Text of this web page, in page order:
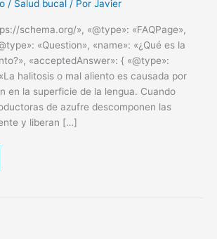
/ Salud bucal / Por Javier
schema.org/», «@type»: «FAQPage»,
«Question», «name»: «¿Qué es la
«acceptedAnswer»: { «@type»:
halitosis o mal aliento es causada por
en la superficie de la lengua. Cuando
de azufre descomponen las
y liberan […]